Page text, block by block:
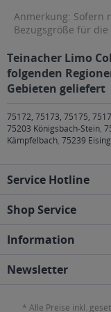
Anmerkung: Sofern
Bezugsgröße für
Teinacher Limo
folgenden
Gebieten geliefert
75172, 75173, 75175,
75203 Königsbach-Stein,
Kämpfelbach, 75239
Service Hotline
Shop Service
Information
Newsletter
* Alle Preise inkl.